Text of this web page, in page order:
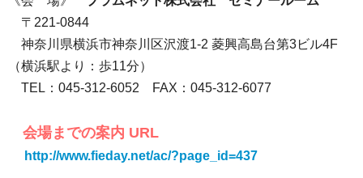
〒221-0844
神奈川県横浜市神奈川区沢渡1-2 菱興高島台第3ビル4F
（横浜駅より：歩11分）
TEL：045-312-6052 FAX：045-312-6077
会場までの案内 URL
http://www.fieday.net/ac/?page_id=437